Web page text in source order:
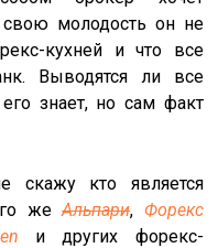
свою молодость он не
кухней и что все
Выводятся ли все
знает, но сам факт
кто является
жеАльпари, Форекс
и других форекс-